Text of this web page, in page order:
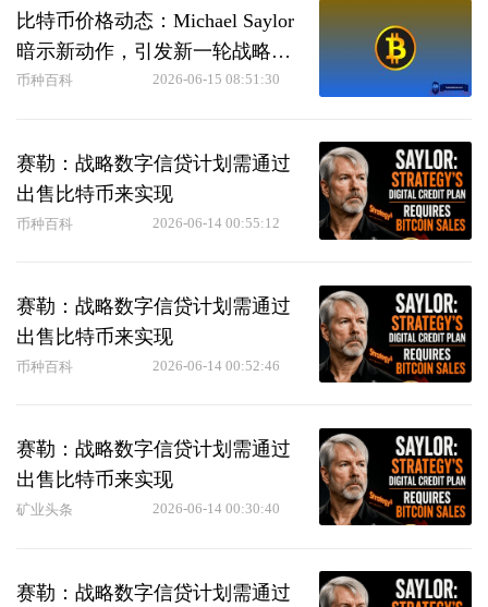
比特币价格动态：Michael Saylor
暗示新动作，引发新一轮战略买
入猜测
币种百科 2026-06-15 08:51:30
赛勒：战略数字信贷计划需通过
出售比特币来实现
币种百科 2026-06-14 00:55:12
赛勒：战略数字信贷计划需通过
出售比特币来实现
币种百科 2026-06-14 00:52:46
赛勒：战略数字信贷计划需通过
出售比特币来实现
矿业头条 2026-06-14 00:30:40
赛勒：战略数字信贷计划需通过